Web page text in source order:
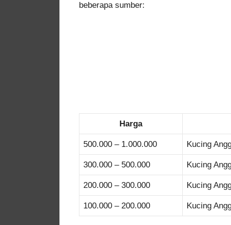
beberapa sumber:
Harga
500.000 – 1.000.000 Kucing
300.000 – 500.000 Kucing
200.000 – 300.000 Kucing
100.000 – 200.000 Kucing